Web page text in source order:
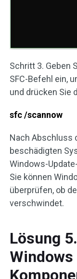
Schritt 3. Geben
SFC-Befehl ein,
und drücken Sie
sfc /scannow
Nach Abschluss
beschädigten
Windows-
Sie können
überprüfen, ob
verschwindet.
Lösung